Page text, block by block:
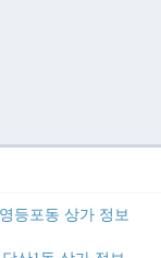
등포동 상가 정보